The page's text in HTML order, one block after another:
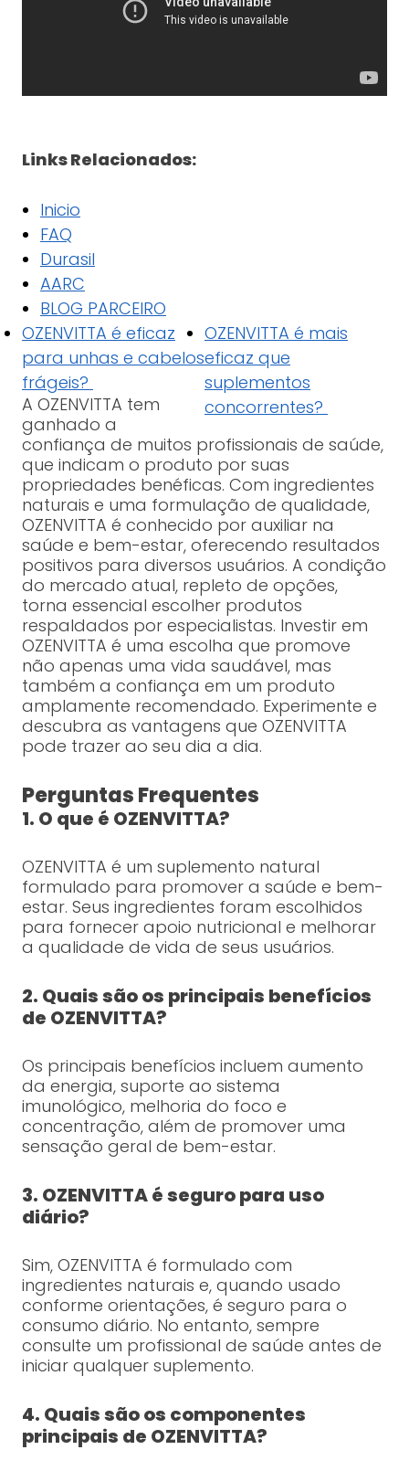
Links Relacionados:
Inicio
FAQ
Durasil
AARC
BLOG PARCEIRO
OZENVITTA é eficaz
para unhas e cabelos
frágeis?
OZENVITTA é mais
eficaz que
suplementos
concorrentes?
A OZENVITTA tem
ganhado a
confiança de muitos profissionais de saúde,
que indicam o produto por suas
propriedades benéficas. Com ingredientes
naturais e uma formulação de qualidade,
OZENVITTA é conhecido por auxiliar na
saúde e bem-estar, oferecendo resultados
positivos para diversos usuários. A condição
do mercado atual, repleto de opções,
torna essencial escolher produtos
respaldados por especialistas. Investir em
OZENVITTA é uma escolha que promove
não apenas uma vida saudável, mas
também a confiança em um produto
amplamente recomendado. Experimente e
descubra as vantagens que OZENVITTA
pode trazer ao seu dia a dia.
Perguntas Frequentes
1. O que é OZENVITTA?
OZENVITTA é um suplemento natural
formulado para promover a saúde e bem-
estar. Seus ingredientes foram escolhidos
para fornecer apoio nutricional e melhorar
a qualidade de vida de seus usuários.
2. Quais são os principais benefícios
de OZENVITTA?
Os principais benefícios incluem aumento
da energia, suporte ao sistema
imunológico, melhoria do foco e
concentração, além de promover uma
sensação geral de bem-estar.
3. OZENVITTA é seguro para uso
diário?
Sim, OZENVITTA é formulado com
ingredientes naturais e, quando usado
conforme orientações, é seguro para o
consumo diário. No entanto, sempre
consulte um profissional de saúde antes de
iniciar qualquer suplemento.
4. Quais são os componentes
principais de OZENVITTA?